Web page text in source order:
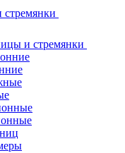
и стремянки